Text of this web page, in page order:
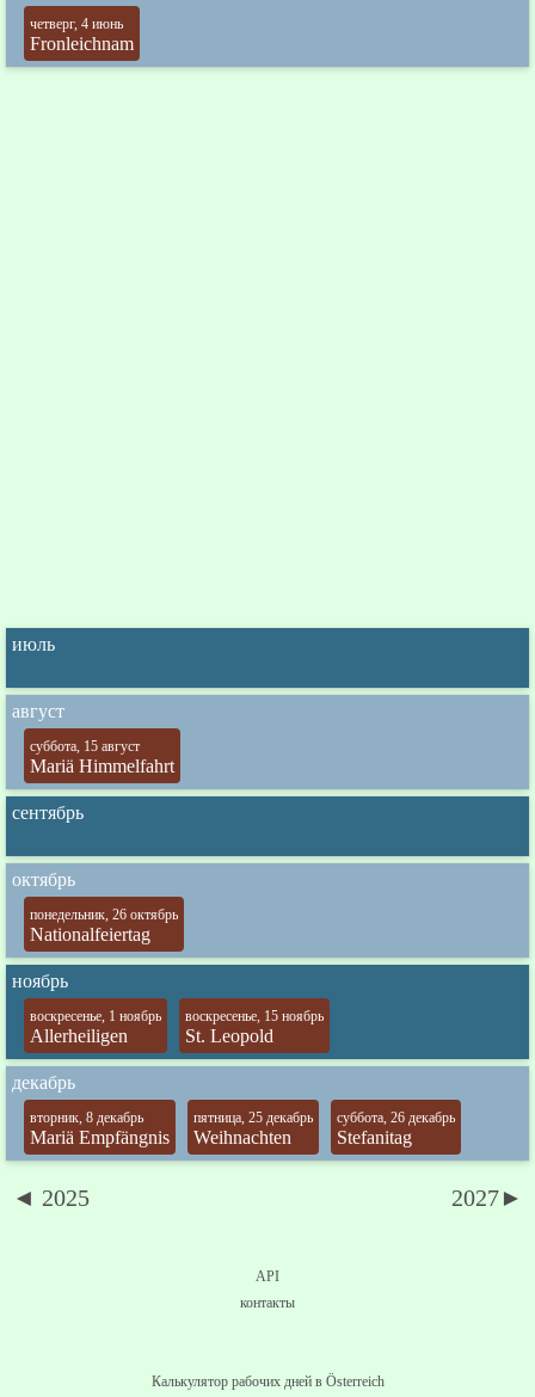
четверг, 4 июнь
Fronleichnam
июль
август
суббота, 15 август
Mariä Himmelfahrt
сентябрь
октябрь
понедельник, 26 октябрь
Nationalfeiertag
ноябрь
воскресенье, 1 ноябрь
Allerheiligen
воскресенье, 15 ноябрь
St. Leopold
декабрь
вторник, 8 декабрь
Mariä Empfängnis
пятница, 25 декабрь
Weihnachten
суббота, 26 декабрь
Stefanitag
◄ 2025 2027►
API
контакты
Калькулятор рабочих дней в Österreich